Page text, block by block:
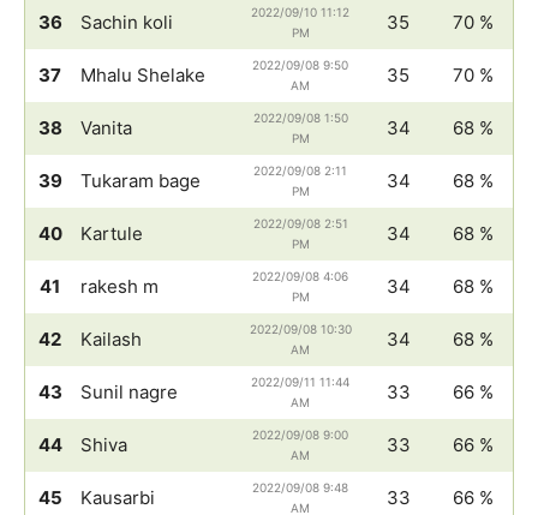
36 Sachin koli
2022/09/10 11:12
PM
35 70 %
37 Mhalu Shelake
2022/09/08 9:50
AM
35 70 %
38 Vanita
2022/09/08 1:50
PM
34 68 %
39 Tukaram bage
2022/09/08 2:11
PM
34 68 %
40 Kartule
2022/09/08 2:51
PM
34 68 %
41 rakesh m
2022/09/08 4:06
PM
34 68 %
42 Kailash
2022/09/08 10:30
AM
34 68 %
43 Sunil nagre
2022/09/11 11:44
AM
33 66 %
44 Shiva
2022/09/08 9:00
AM
33 66 %
45 Kausarbi
2022/09/08 9:48
AM
33 66 %